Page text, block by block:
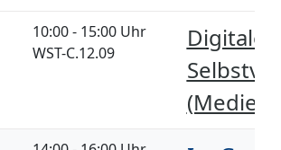
10:00 - 15:00 Uhr
WST-C.12.09
Digitale
(Medien)